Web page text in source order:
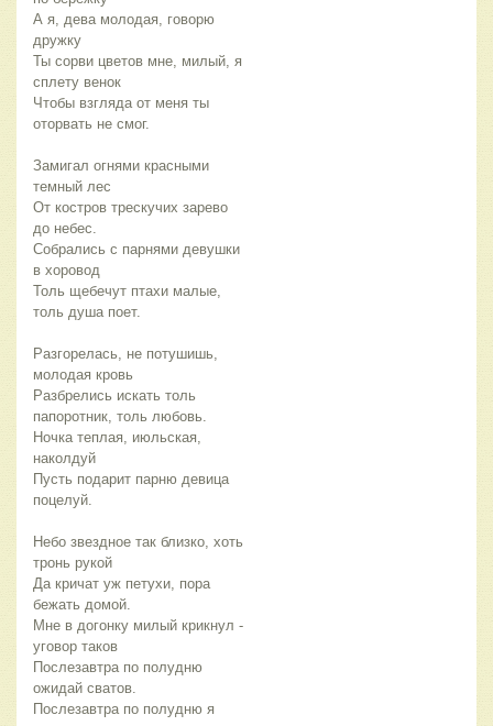
А я, дева молодая, говорю
дружку
Ты сорви цветов мне, милый, я
сплету венок
Чтобы взгляда от меня ты
оторвать не смог.
Замигал огнями красными
темный лес
От костров трескучих зарево
до небес.
Собрались с парнями девушки
в хоровод
Толь щебечут птахи малые,
толь душа поет.
Разгорелась, не потушишь,
молодая кровь
Разбрелись искать толь
папоротник, толь любовь.
Ночка теплая, июльская,
наколдуй
Пусть подарит парню девица
поцелуй.
Небо звездное так близко, хоть
тронь рукой
Да кричат уж петухи, пора
бежать домой.
Мне в догонку милый крикнул -
уговор таков
Послезавтра по полудню
ожидай сватов.
Послезавтра по полудню я